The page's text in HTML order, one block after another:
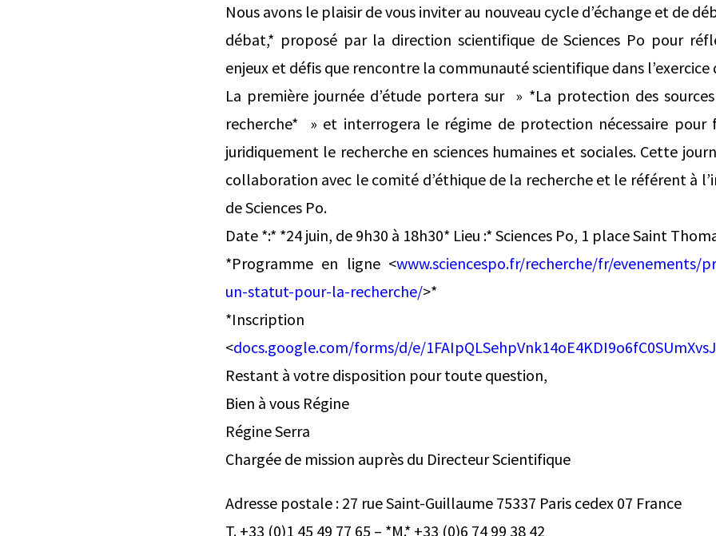
Nous avons le plaisir de vous inviter au nouveau cycle d’échange et de
débat,* proposé par la direction scientifique de Sciences Po pour
enjeux et défis que rencontre la communauté scientifique dans l’exercice
La première journée d’étude portera sur » *La protection des
recherche* » et interrogera le régime de protection nécessaire pour
juridiquement le recherche en sciences humaines et sociales. Cette
collaboration avec le comité d’éthique de la recherche et le référent à
de Sciences Po.
Date *:* *24 juin, de 9h30 à 18h30* Lieu :* Sciences Po, 1 place Saint
*Programme en ligne <www.sciencespo.fr/recherche/fr/evenements/
un-statut-pour-la-recherche/>*
*Inscription
<docs.google.com/forms/d/e/
Restant à votre disposition pour toute question,
Bien à vous Régine
Régine Serra
Chargée de mission auprès du Directeur Scientifique
Adresse postale : 27 rue Saint-Guillaume 75337 Paris cedex 07 France
T. +33 (0)1 45 49 77 65 – *M.* +33 (0)6 74 99 38 42